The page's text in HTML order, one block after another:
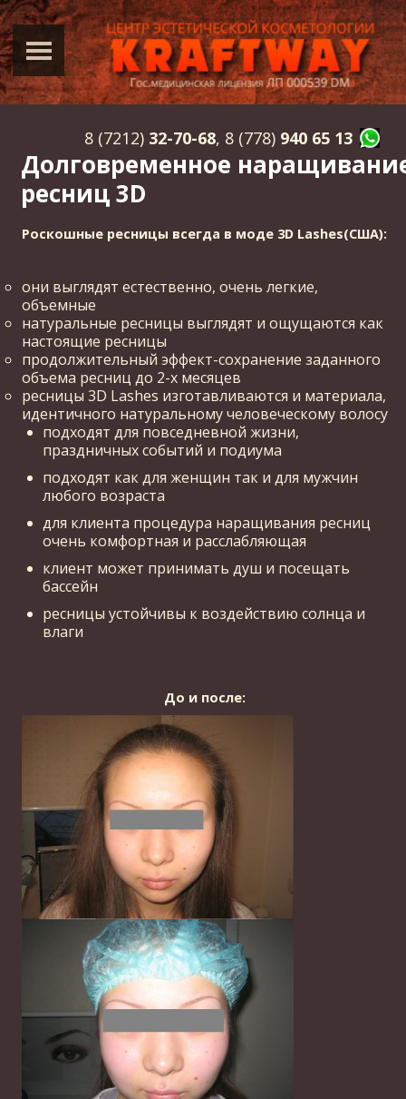
8 (7212) 32-70-68, 8 (778) 940 65 13
Долговременное
ресниц 3D
Роскошные ресницы всегда в моде 3D Lashes(США):
они выглядят естественно, очень легкие,
объемные
натуральные ресницы выглядят и ощущаются как
настоящие ресницы
продолжительный эффект-сохранение заданного
объема ресниц до 2-х месяцев
ресницы 3D Lashes изготавливаются и материала,
идентичного натуральному человеческому волосу
подходят для повседневной жизни,
праздничных событий и подиума
подходят как для женщин так и для мужчин
любого возраста
для клиента процедура наращивания ресниц
очень комфортная и расслабляющая
клиент может принимать душ и посещать
бассейн
ресницы устойчивы к воздействию солнца и
влаги
До и после: